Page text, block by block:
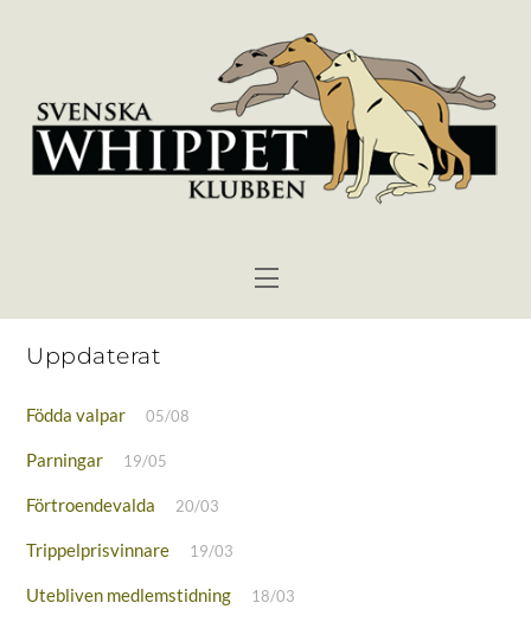
Menu
Uppdaterat
Födda valpar 05/08
Parningar 19/05
Förtroendevalda 20/03
Trippelprisvinnare 19/03
Utebliven medlemstidning 18/03